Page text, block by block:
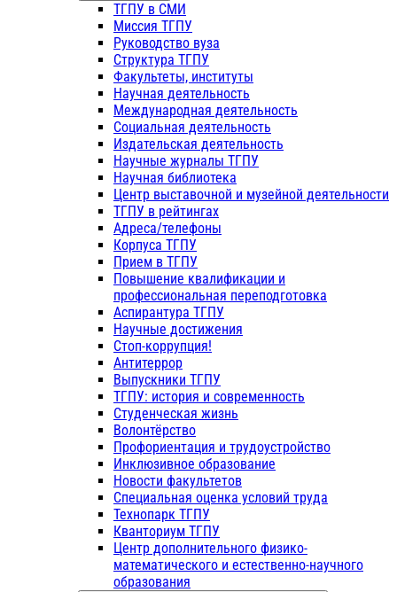
ТГПУ в СМИ
Миссия ТГПУ
Руководство вуза
Структура ТГПУ
Факультеты, институты
Научная деятельность
Международная деятельность
Социальная деятельность
Издательская деятельность
Научные журналы ТГПУ
Научная библиотека
Центр выставочной и музейной деятельности
ТГПУ в рейтингах
Адреса/телефоны
Корпуса ТГПУ
Прием в ТГПУ
Повышение квалификации и
профессиональная переподготовка
Аспирантура ТГПУ
Научные достижения
Стоп-коррупция!
Антитеррор
Выпускники ТГПУ
ТГПУ: история и современность
Студенческая жизнь
Волонтёрство
Профориентация и трудоустройство
Инклюзивное образование
Новости факультетов
Специальная оценка условий труда
Технопарк ТГПУ
Кванториум ТГПУ
Центр дополнительного физико-
математического и естественно-научного
образования